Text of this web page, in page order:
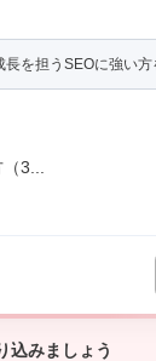
を担うSEOに強い方
3...
込みましょう